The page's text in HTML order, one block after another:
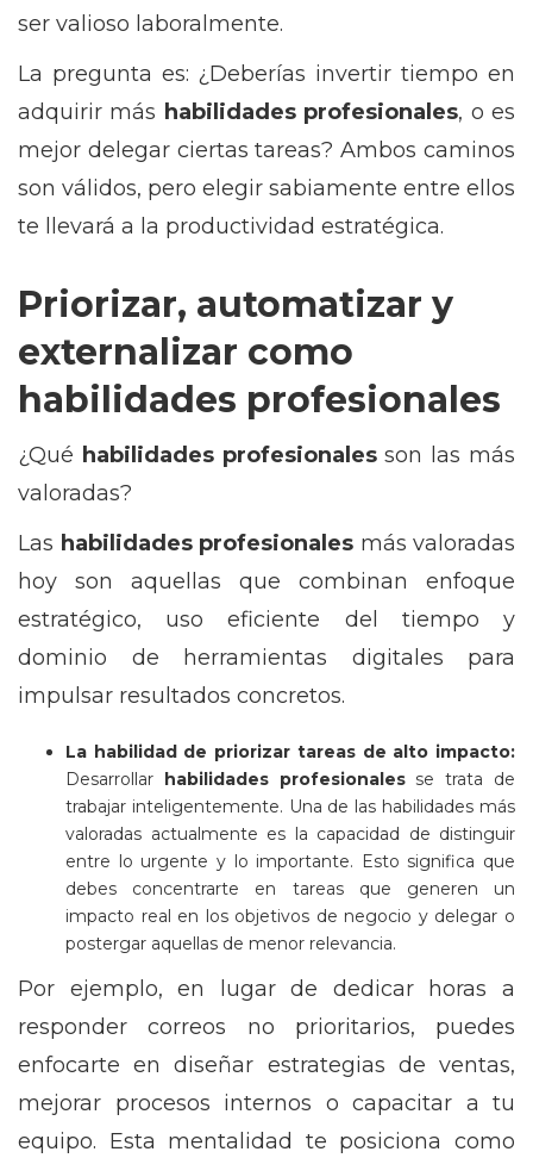
ser valioso laboralmente.
La pregunta es: ¿Deberías invertir tiempo en
adquirir más habilidades profesionales, o es
mejor delegar ciertas tareas? Ambos caminos
son válidos, pero elegir sabiamente entre ellos
te llevará a la productividad estratégica.
Priorizar, automatizar y
externalizar como
habilidades profesionales
¿Qué habilidades profesionalesson las más
valoradas?
Las habilidades profesionales más valoradas
hoy son aquellas que combinan enfoque
estratégico, uso eficiente del tiempo y
dominio de herramientas digitales para
impulsar resultados concretos.
La habilidad de priorizar tareas de alto impacto:
Desarrollar habilidades profesionalesse trata de
trabajar inteligentemente. Una de las habilidades más
valoradas actualmente es la capacidad de distinguir
entre lo urgente y lo importante. Esto significa que
debes concentrarte en tareas que generen un
impacto real en los objetivos de negocio y delegar o
postergar aquellas de menor relevancia.
Por ejemplo, en lugar de dedicar horas a
responder correos no prioritarios, puedes
enfocarte en diseñar estrategias de ventas,
mejorar procesos internos o capacitar a tu
equipo. Esta mentalidad te posiciona como